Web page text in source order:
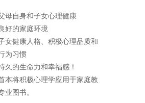
母自身和子女心理健康
好的家庭环境
女健康人格、积极心理品质和
为习惯
久的生命力和幸福感！
本将积极心理学应用于家庭教
业图书。